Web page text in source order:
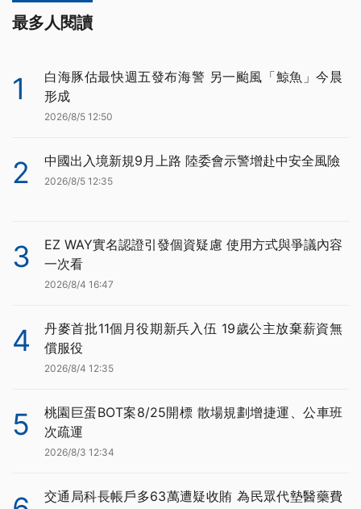
最多人閱讀
1
白海豚估最快週五發布海警 另一颱風「鯨魚」今晨
形成
2026/8/5 12:50
2 中國出入境新規9月上路 陸委會示警增赴中安全風險
2026/8/5 12:35
3
EZ WAY實名認證引發個資疑慮 使用方式與爭議內容
一次看
2026/8/4 16:47
4
丹麥首批11個月役期新兵入伍 19歲公主放棄薪資無
償服役
2026/8/4 12:35
5
桃園巨蛋BOT案8/25開標 散場規劃增捷運、公車班
次疏運
2026/8/3 12:34
交通局科長帳戶多63萬遭疑收賄 為民眾代墊醫藥費